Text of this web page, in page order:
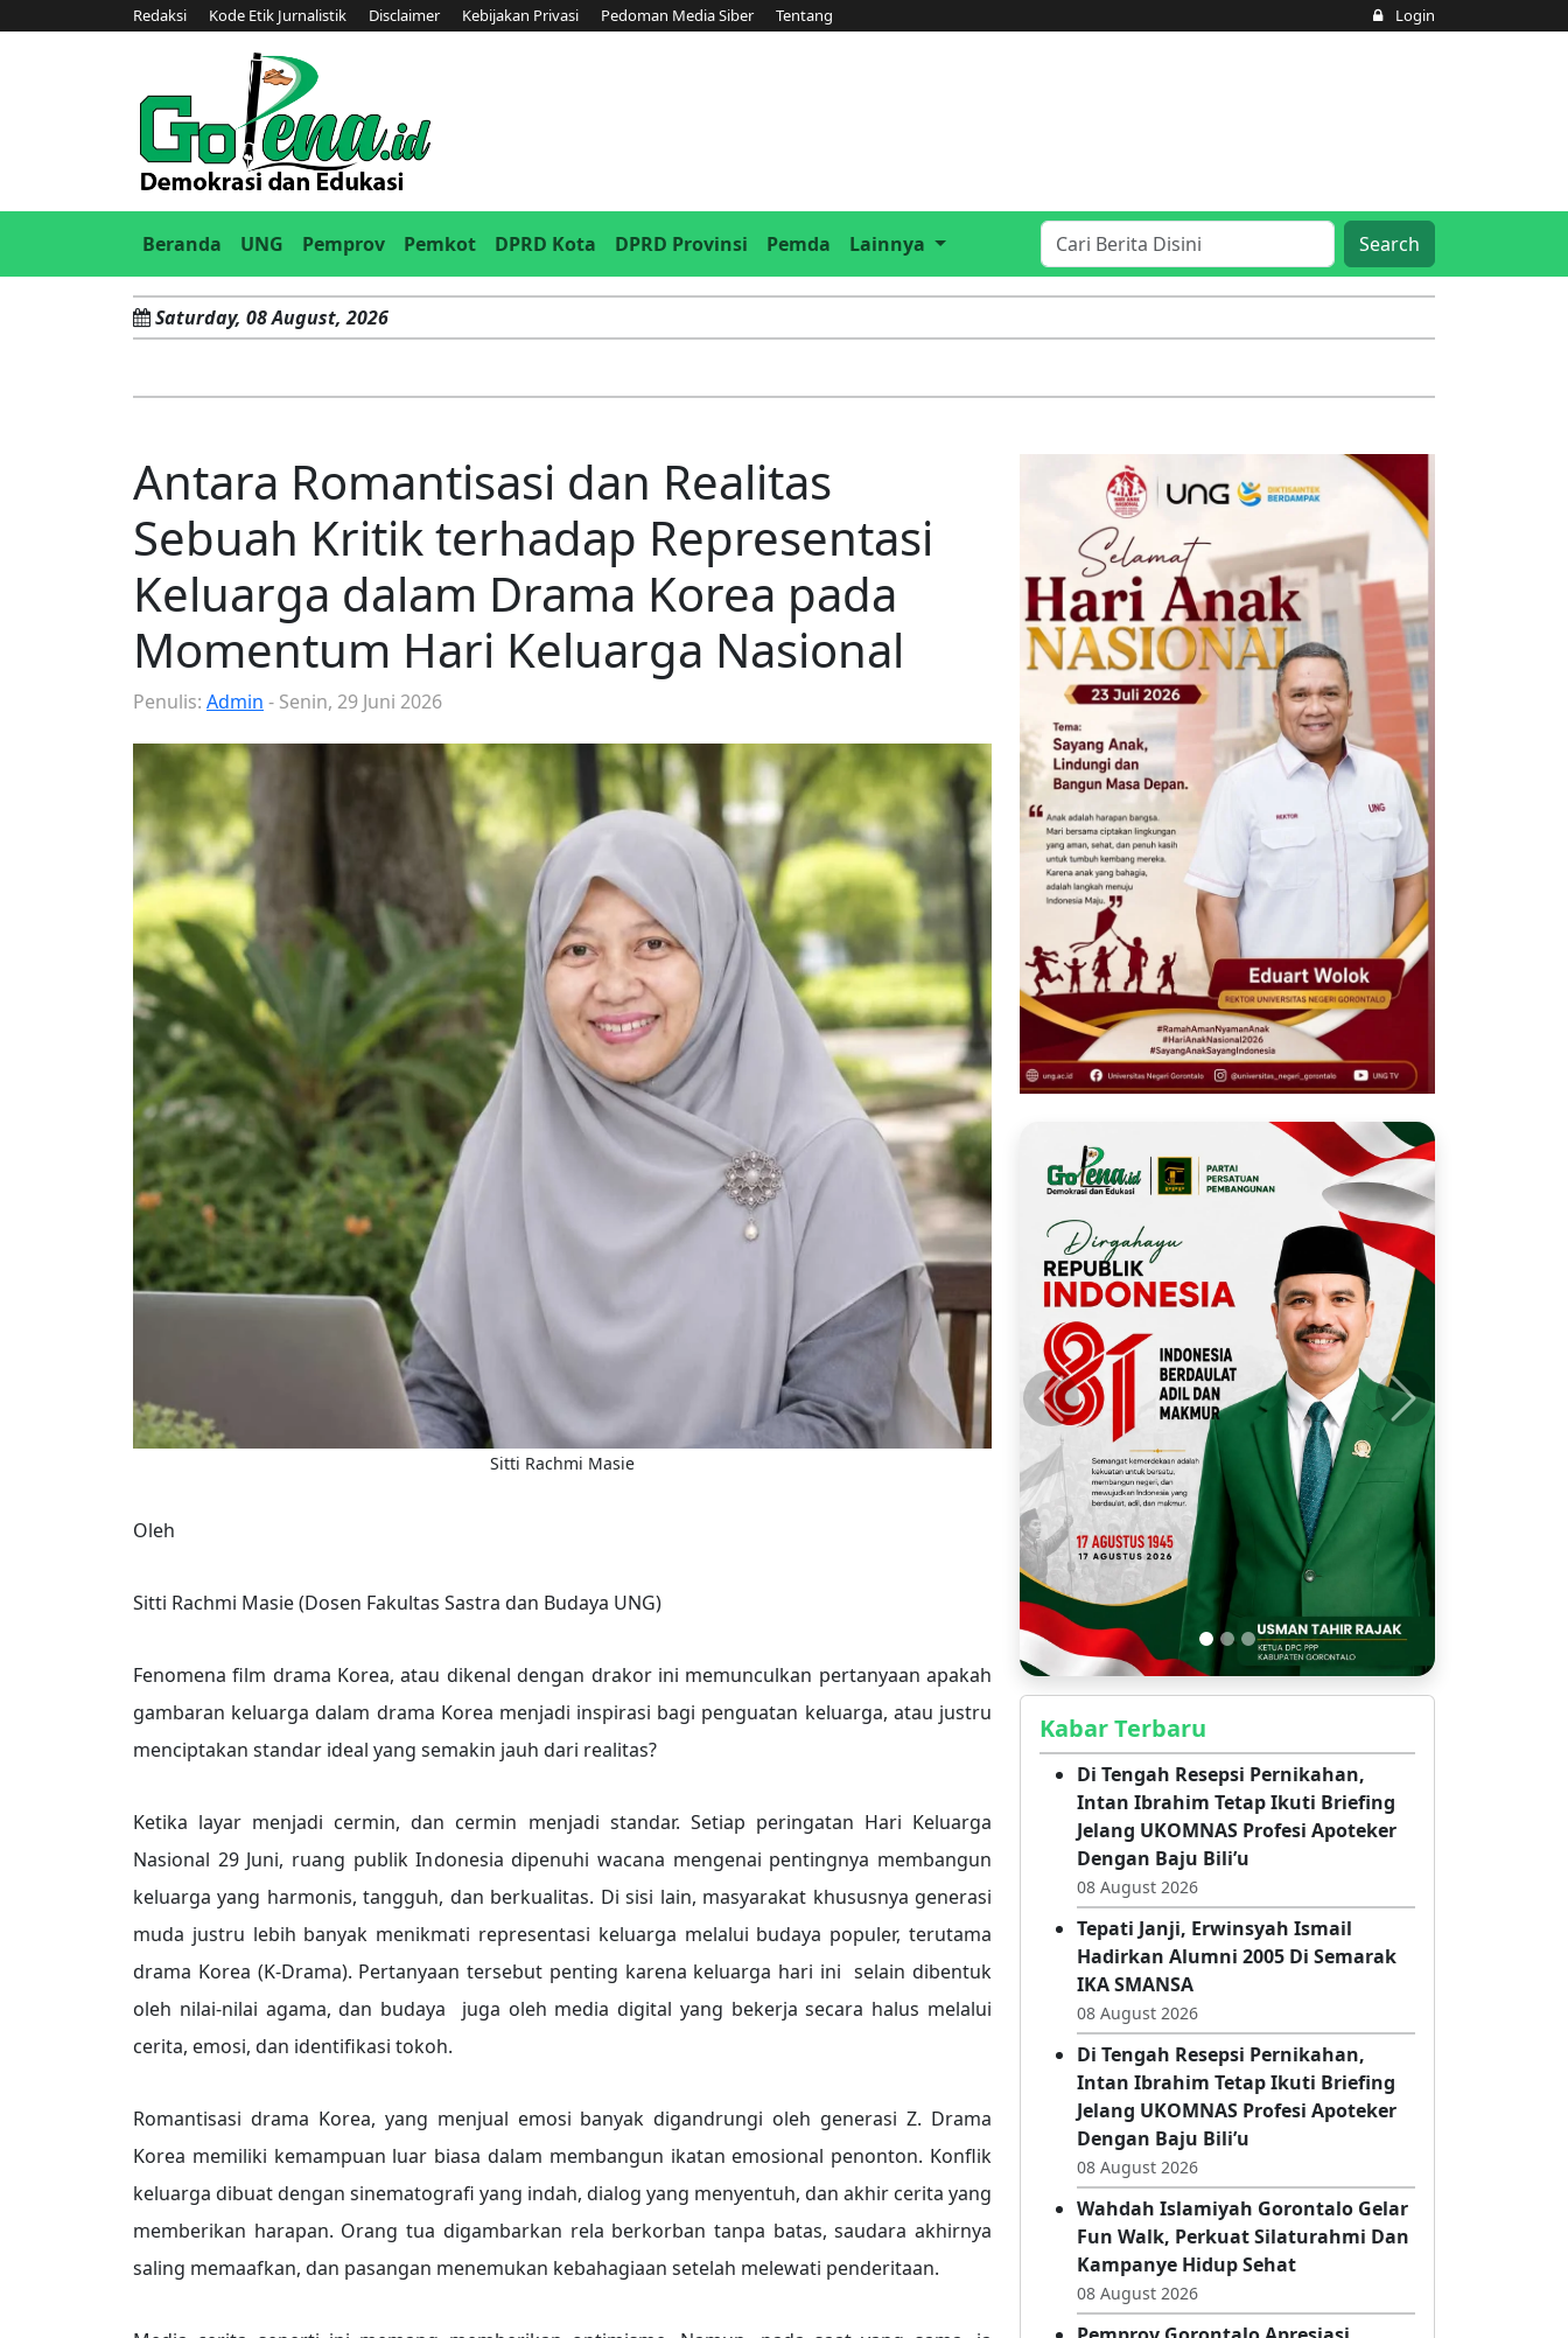
Redaksi Kode Etik Jurnalistik Disclaimer Kebijakan Privasi Pedoman Media Siber Tentang Login
Beranda (current)
UNG Pemprov Pemkot DPRD Kota DPRD Provinsi Pemda Lainnya Search
Saturday, 08 August, 2026
Antara Romantisasi dan Realitas
Sebuah Kritik terhadap Representasi
Keluarga dalam Drama Korea pada
Momentum Hari Keluarga Nasional
Penulis: Admin - Senin, 29 Juni 2026
Sitti Rachmi Masie
Oleh
Sitti Rachmi Masie (Dosen Fakultas Sastra dan Budaya UNG)
Fenomena film drama Korea, atau dikenal dengan drakor ini memunculkan pertanyaan apakah
gambaran keluarga dalam drama Korea menjadi inspirasi bagi penguatan keluarga, atau justru
menciptakan standar ideal yang semakin jauh dari realitas?
Ketika layar menjadi cermin, dan cermin menjadi standar. Setiap peringatan Hari Keluarga
Nasional 29 Juni, ruang publik Indonesia dipenuhi wacana mengenai pentingnya membangun
keluarga yang harmonis, tangguh, dan berkualitas. Di sisi lain, masyarakat khususnya generasi
muda justru lebih banyak menikmati representasi keluarga melalui budaya populer, terutama
drama Korea (K-Drama). Pertanyaan tersebut penting karena keluarga hari ini selain dibentuk
oleh nilai-nilai agama, dan budaya juga oleh media digital yang bekerja secara halus melalui
cerita, emosi, dan identifikasi tokoh.
Romantisasi drama Korea, yang menjual emosi banyak digandrungi oleh generasi Z. Drama
Korea memiliki kemampuan luar biasa dalam membangun ikatan emosional penonton. Konflik
keluarga dibuat dengan sinematografi yang indah, dialog yang menyentuh, dan akhir cerita yang
memberikan harapan. Orang tua digambarkan rela berkorban tanpa batas, saudara akhirnya
saling memaafkan, dan pasangan menemukan kebahagiaan setelah melewati penderitaan.
Kabar Terbaru
Di Tengah Resepsi Pernikahan,
Intan Ibrahim Tetap Ikuti Briefing
Jelang UKOMNAS Profesi Apoteker
Dengan Baju Bili’u
08 August 2026
Tepati Janji, Erwinsyah Ismail
Hadirkan Alumni 2005 Di Semarak
IKA SMANSA
08 August 2026
Di Tengah Resepsi Pernikahan,
Intan Ibrahim Tetap Ikuti Briefing
Jelang UKOMNAS Profesi Apoteker
Dengan Baju Bili’u
08 August 2026
Wahdah Islamiyah Gorontalo Gelar
Fun Walk, Perkuat Silaturahmi Dan